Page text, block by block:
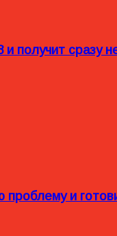
получит сразу
проблему и